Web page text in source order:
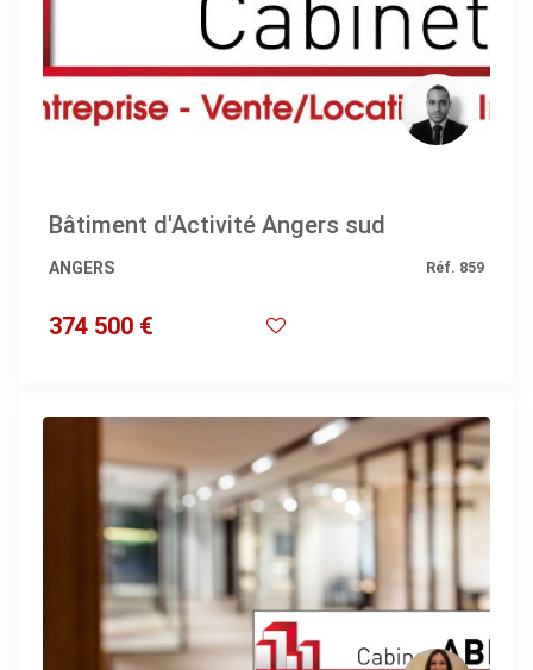
Bâtiment d'Activité Angers sud
ANGERS Réf. 859
374 500 €